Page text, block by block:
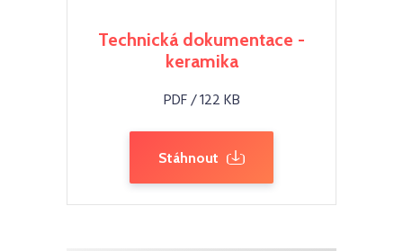
Technická dokumentace -
keramika
PDF / 122 KB
Stáhnout